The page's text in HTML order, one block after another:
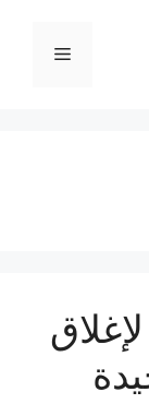
القائمة